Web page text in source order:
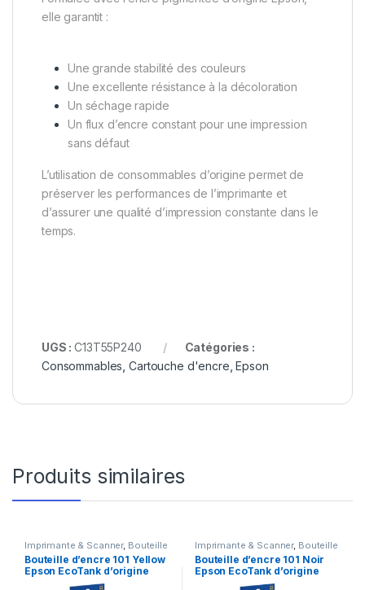
elle garantit :
Une grande stabilité des couleurs
Une excellente résistance à la décoloration
Un séchage rapide
Un flux d’encre constant pour une impression
sans défaut
L’utilisation de consommables d’origine permet de
préserver les performances de l’imprimante et
d’assurer une qualité d’impression constante dans le
temps.
UGS :C13T55P240
Catégories :
Consommables ,Cartouche d'encre ,Epson
Produits similaires
Imprimante & Scanner, Bouteille
d'encre, Consommables, Epson
Bouteille d’encre 101 Yellow
Epson EcoTank d’origine
(C13T03V44A)
Imprimante & Scanner, Bouteille
d'encre, Consommables , Epson
Bouteille d’encre 101 Noir
Epson EcoTank d’origine
(C13T03V14A)-+